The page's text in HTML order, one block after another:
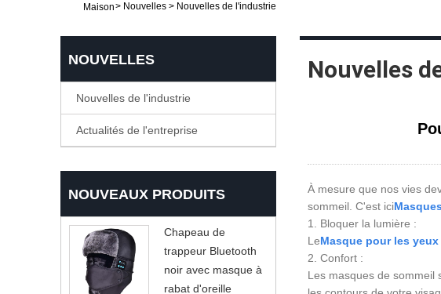
Maison> Nouvelles > Nouvelles de l'industrie
NOUVELLES
Nouvelles de l'industrie
Actualités de l'entreprise
NOUVEAUX PRODUITS
Chapeau de
trappeur Bluetooth
noir avec masque à
rabat d'oreille
Nouvelles
À mesure que nos vies
sommeil. C'est ici
1. Bloquer la lumière :
LeMasque pour les
2. Confort :
Les masques de sommeil